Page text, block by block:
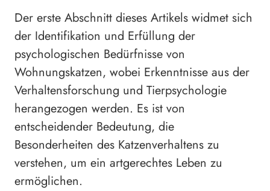
Der erste Abschnitt dieses Artikels widmet sich
der Identifikation und Erfüllung der
psychologischen Bedürfnisse von
Wohnungskatzen, wobei Erkenntnisse aus der
Verhaltensforschung und Tierpsychologie
herangezogen werden. Es ist von
entscheidender Bedeutung, die
Besonderheiten des Katzenverhaltens zu
verstehen, um ein artgerechtes Leben zu
ermöglichen.